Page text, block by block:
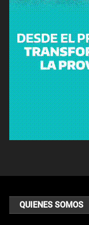
QUIENES SOMOS